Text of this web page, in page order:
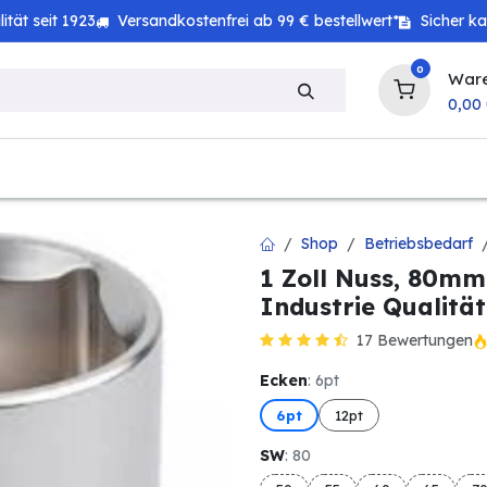
seit 1923 Versandkostenfrei ab 99 € bestellwert* Sicher
0
0,00
Shop Betriebsbedarf
1 Zoll Nuss,
Industrie Qualität
17 Bewertungen
Ecken: 6pt
6pt 12pt
SW: 80